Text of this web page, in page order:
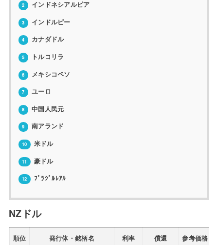
2 インドネシアルピア
3 インドルピー
4 カナダドル
5 トルコリラ
6 メキシコペソ
7 ユーロ
8 中国人民元
9 南アランド
10 米ドル
11 豪ドル
12 ﾌﾞﾗｼﾞﾙﾚｱﾙ
NZドル
順位 発行体・銘柄名 利率 償還 参考価格